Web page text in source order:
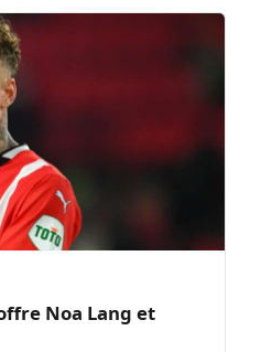
Noa Lang et